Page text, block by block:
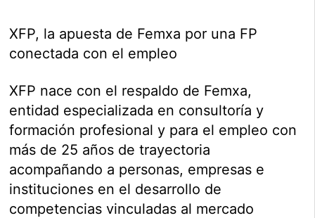
XFP, la apuesta de Femxa por una FP
conectada con el empleo
XFP nace con el respaldo de Femxa,
entidad especializada en consultoría y
formación profesional y para el empleo con
más de 25 años de trayectoria
acompañando a personas, empresas e
instituciones en el desarrollo de
competencias vinculadas al mercado